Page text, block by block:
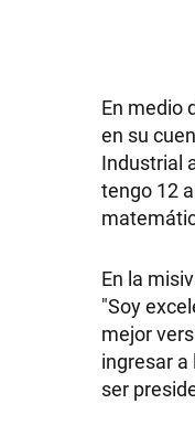
En medio
en su
Industrial
tengo 12
En la
"Soy
mejor
ingresar
ser